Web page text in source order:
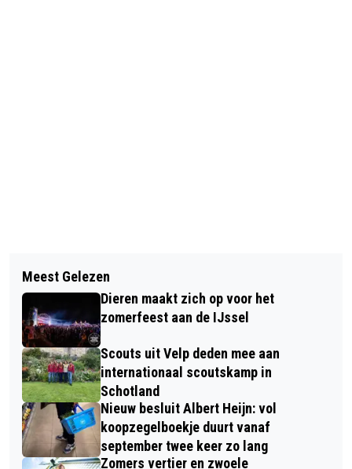
HET GROOTSTE OUTDOOR
EVENEMENT WAAR JACHT EN
NATUUR NAAST ELKAAR STAAN
WAGENINGSE VAN HALL LARENSTEIN-
OPLEIDINGEN NAAR VELP
Meest Gelezen
Dieren maakt zich op voor het
zomerfeest aan de IJssel
Scouts uit Velp deden mee aan
internationaal scoutskamp in
Schotland
Nieuw besluit Albert Heijn: vol
koopzegelboekje duurt vanaf
september twee keer zo lang
Zomers vertier en zwoele